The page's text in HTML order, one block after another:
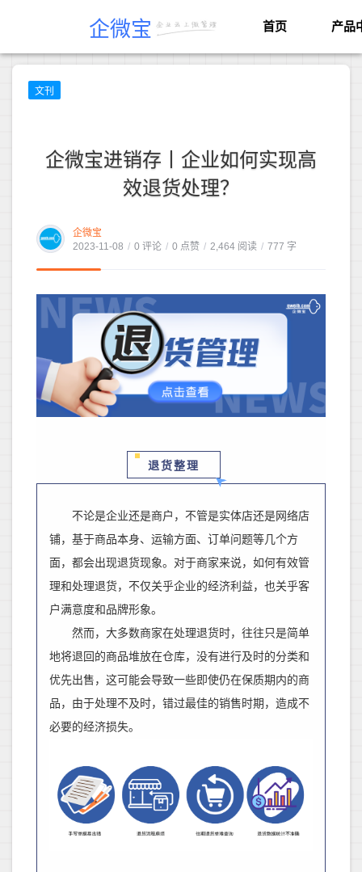
企微宝 首页 产品
文刊
企微宝进销存丨企业如何实现高
效退货处理？
企微宝
2023-11-08 / 0 评论 / 0 点赞 / 2,464 阅读 / 777 字
退货整理
不论是企业还是商户，不管是实体店还是网络店
铺，基于商品本身、运输方面、订单问题等几个方
面，都会出现退货现象。 对于商家来说，如何有效管
理和处理退货，不仅关乎企业的经济利益，也关乎客
户满意度和品牌形象。
然而，大多数商家在处理退货时，往往只是简单
地将退回的商品堆放在仓库，没有进行及时的分类和
优先出售，这可能会导致一些即使仍在保质期内的商
品，由于处理不及时，错过最佳的销售时期，造成不
必要的经济损失。